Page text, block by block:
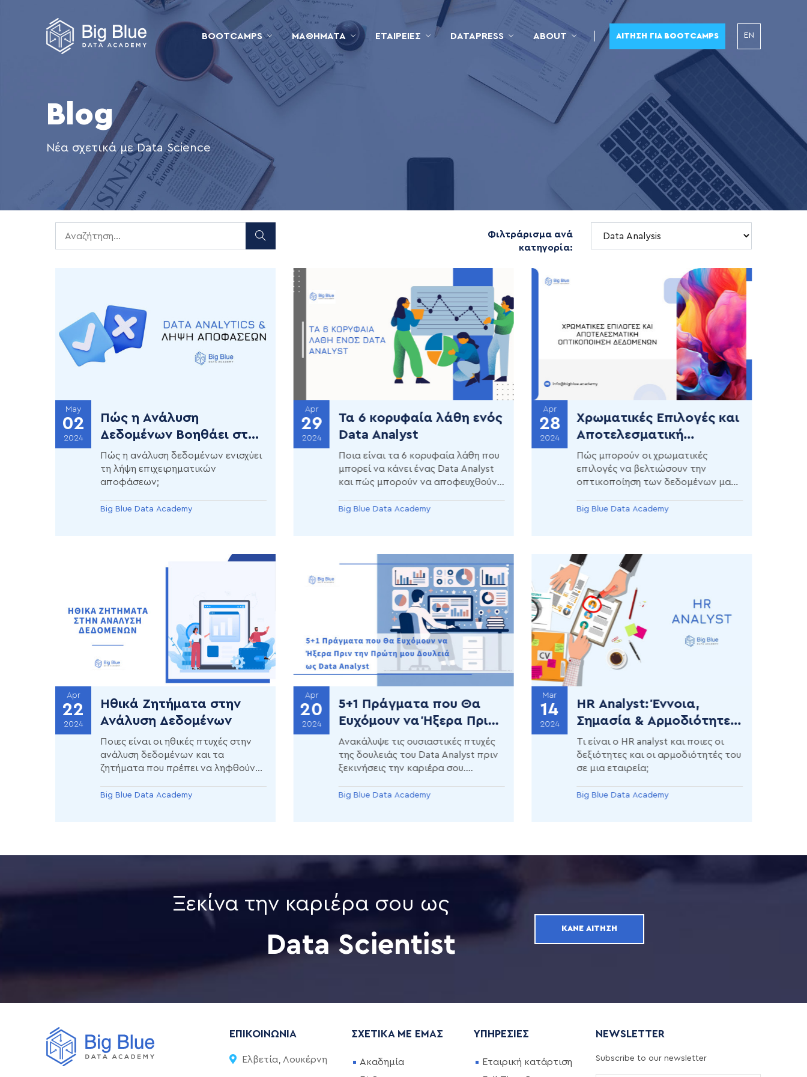
BOOTCAMPS ΜΑΘΉΜΑΤΑ ΕΤΑΙΡΕΊΕΣ DATAPRESS ABOUT ΑΊΤΗΣΗ ΓΙΑ BOOTCAMPS EN
Blog
Νέα σχετικά με Data Science
Φιλτράρισμα ανά
κατηγορία:
May
02
2024
Πώς η Ανάλυση
Δεδομένων Βοηθάει στη
Λήψη Αποφάσεων;
Πώς η ανάλυση δεδομένων ενισχύει
τη λήψη επιχειρηματικών
αποφάσεων;
Big Blue Data Academy
Apr
29
2024
Τα 6 κορυφαία λάθη ενός
Data Analyst
Ποια είναι τα 6 κορυφαία λάθη που
μπορεί να κάνει ένας Data Analyst
και πώς μπορούν να αποφευχθούν;
των σφαλμάτων μπορεί να
Big Blue Data Academy
Apr
28
2024
Χρωματικές Επιλογές και
Αποτελεσματική
Οπτικοποίηση
Δεδομένων
Πώς μπορούν οι χρωματικές
επιλογές να βελτιώσουν την
οπτικοποίηση των δεδομένων μας;
οπτικοποίηση δεδομένων
Big Blue Data Academy
Apr
22
2024
Ηθικά Ζητήματα στην
Ανάλυση Δεδομένων
Ποιες είναι οι ηθικές πτυχές στην
ανάλυση δεδομένων και τα
ζητήματα που πρέπει να ληφθούν
έργο; Κατανόησε τη σημασία της
Big Blue Data Academy
Apr
20
2024
5+1 Πράγματα που Θα
Ευχόμουν να Ήξερα Πριν
την Πρώτη μου Δουλειά
ως Data Analyst
Ανακάλυψε τις ουσιαστικές πτυχές
της δουλειάς του Data Analyst πριν
ξεκινήσεις την καριέρα σου.
χώρο της ανάλυσης δεδομένων.
Big Blue Data Academy
Mar
14
2024
HR Analyst: Έννοια,
Σημασία & Αρμοδιότητες
(2024)
Τι είναι ο HR analyst και ποιες οι
δεξιότητες και οι αρμοδιότητές του
σε μια εταιρεία;
Big Blue Data Academy
Ξεκίνα την καριέρα σου ως
Data Scientist
ΚΆΝΕ ΑΊΤΗΣΗ
ΕΠΙΚΟΙΝΩΝΊΑ
Ελβετία, Λουκέρνη
ΣΧΕΤΙΚΆ ΜΕ ΕΜΆΣ
Ακαδημία
ΥΠΗΡΕΣΊΕΣ
Εταιρική κατάρτιση
NEWSLETTER
Subscribe to our newsletter